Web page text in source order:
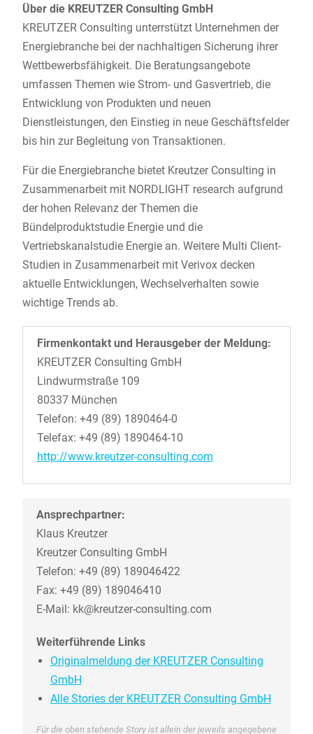
Über die KREUTZER Consulting GmbH
KREUTZER Consulting unterrstützt Unternehmen der
Energiebranche bei der nachhaltigen Sicherung ihrer
Wettbewerbsfähigkeit. Die Beratungsangebote
umfassen Themen wie Strom- und Gasvertrieb, die
Entwicklung von Produkten und neuen
Dienstleistungen, den Einstieg in neue Geschäftsfelder
bis hin zur Begleitung von Transaktionen.
Für die Energiebranche bietet Kreutzer Consulting in
Zusammenarbeit mit NORDLIGHT research aufgrund
der hohen Relevanz der Themen die
Bündelproduktstudie Energie und die
Vertriebskanalstudie Energie an. Weitere Multi Client-
Studien in Zusammenarbeit mit Verivox decken
aktuelle Entwicklungen, Wechselverhalten sowie
wichtige Trends ab.
Firmenkontakt und Herausgeber der Meldung:
KREUTZER Consulting GmbH
Lindwurmstraße 109
80337 München
Telefon: +49 (89) 1890464-0
Telefax: +49 (89) 1890464-10
http://www.kreutzer-consulting.com
Ansprechpartner:
Klaus Kreutzer
Kreutzer Consulting GmbH
Telefon: +49 (89) 189046422
Fax: +49 (89) 189046410
E-Mail: kk@kreutzer-consulting.com
Weiterführende Links
Originalmeldung der KREUTZER Consulting
GmbH
Alle Stories der KREUTZER Consulting GmbH
Für die oben stehende Story ist allein der jeweils angegebene